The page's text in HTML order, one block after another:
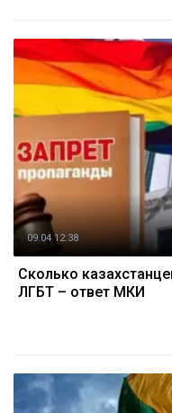
09.04 12:38
Сколько
ЛГБТ – ответ МКИ